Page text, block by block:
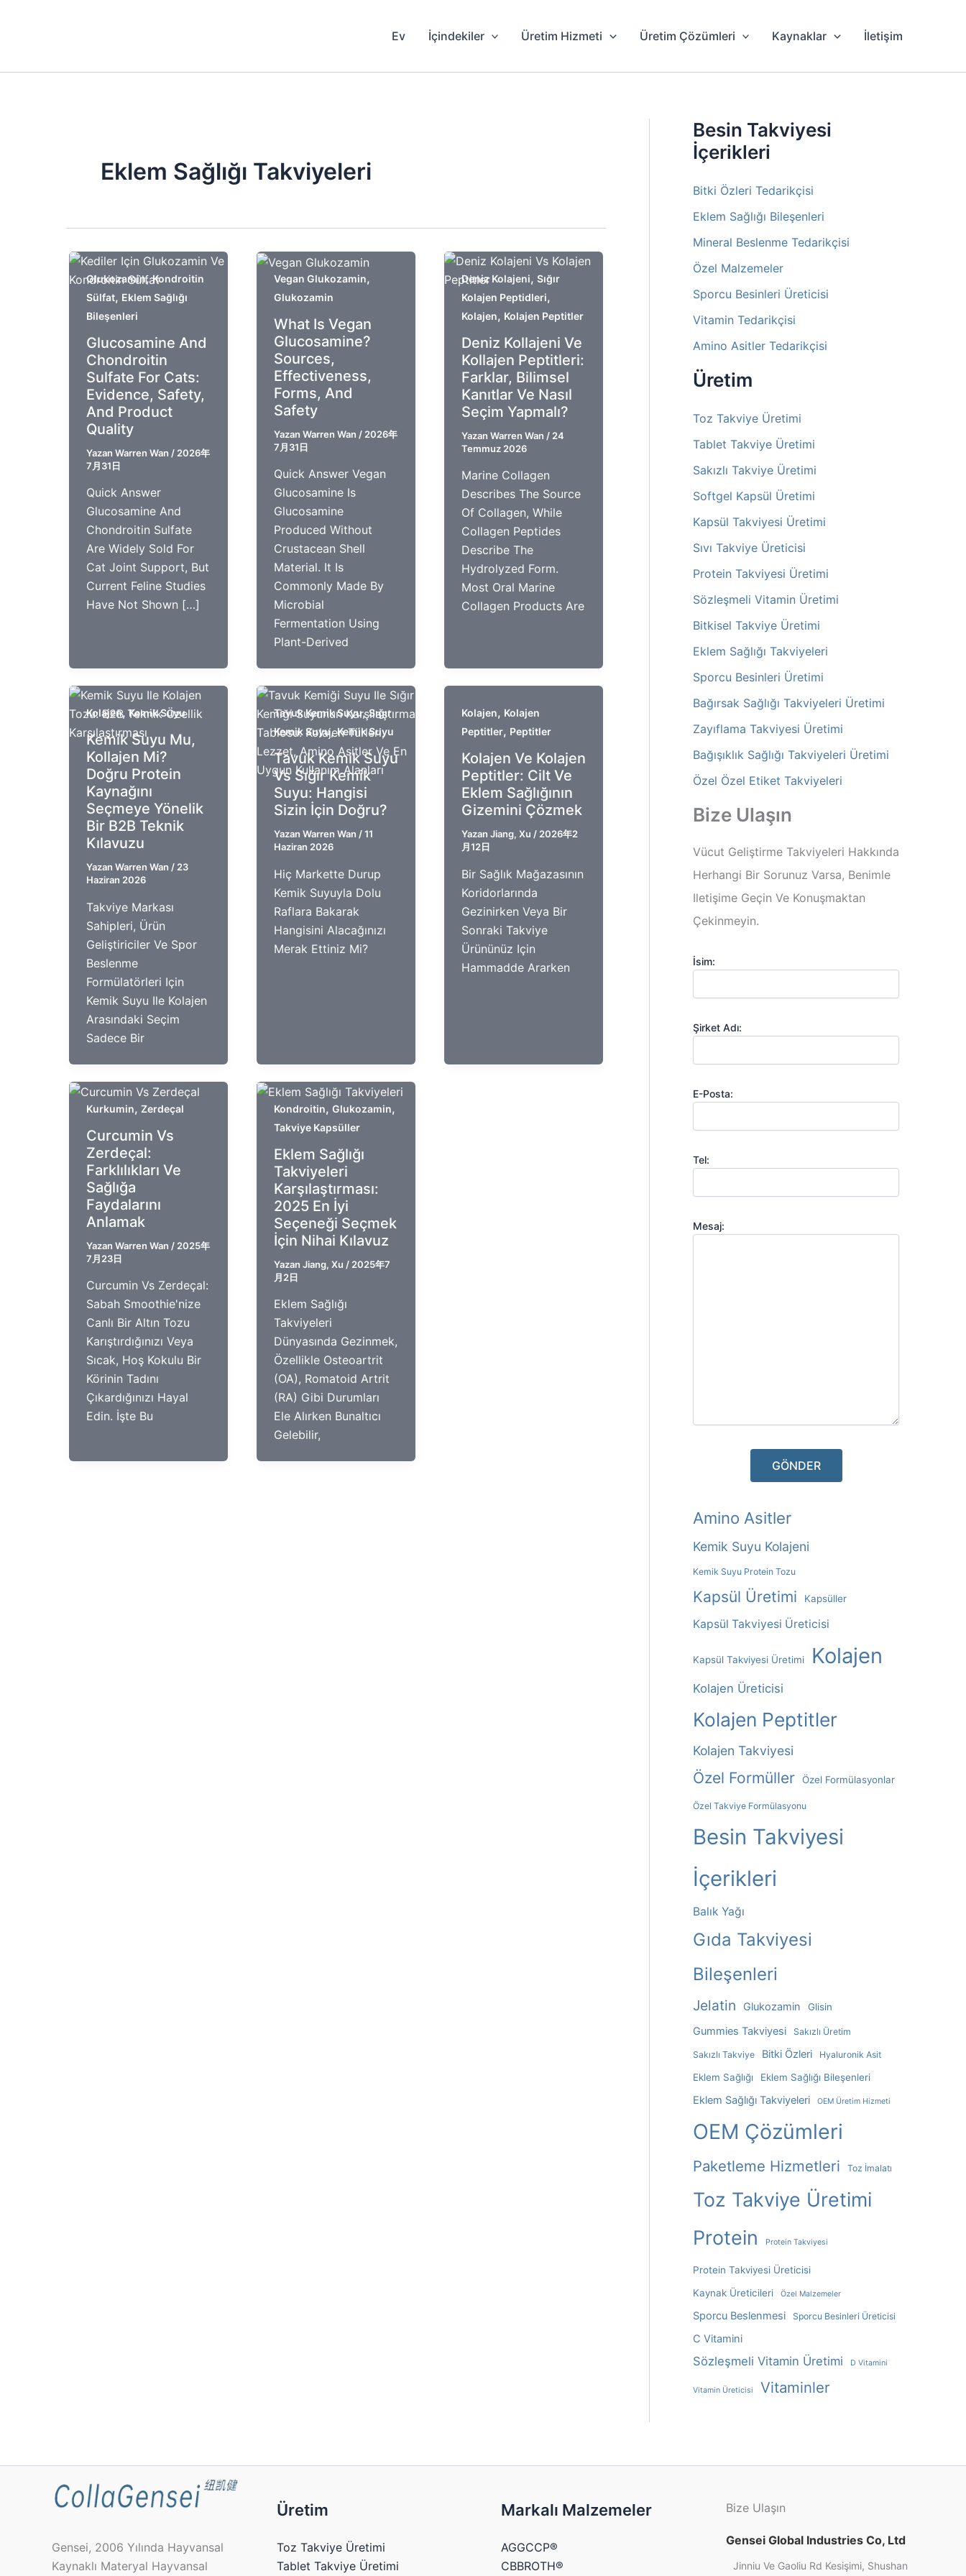
Ev İçindekiler Üretim Hizmeti Üretim Çözümleri Kaynaklar İletişim
Eklem Sağlığı Takviyeleri
Glukozamin,Kondroitin
Sülfat, Eklem Sağlığı
Bileşenleri
Glucosamine And
Chondroitin
Sulfate For Cats:
Evidence, Safety,
And Product
Quality
Yazan Warren Wan / 2026年
7月31日
Quick Answer
Glucosamine And
Chondroitin Sulfate
Are Widely Sold For
Cat Joint Support, But
Current Feline Studies
Have Not Shown […]
Vegan Glukozamin,
Glukozamin
What Is Vegan
Glucosamine?
Sources,
Effectiveness,
Forms, And
Safety
Yazan Warren Wan / 2026年
7月31日
Quick Answer Vegan
Glucosamine Is
Glucosamine
Produced Without
Crustacean Shell
Material. It Is
Commonly Made By
Microbial
Fermentation Using
Plant-Derived
Deniz Kolajeni, Sığır
Kolajen Peptidleri,
Kolajen, Kolajen Peptitler
Deniz Kollajeni Ve
Kollajen Peptitleri:
Farklar, Bilimsel
Kanıtlar Ve Nasıl
Seçim Yapmalı?
Yazan Warren Wan / 24
Temmuz 2026
Marine Collagen
Describes The Source
Of Collagen, While
Collagen Peptides
Describe The
Hydrolyzed Form.
Most Oral Marine
Collagen Products Are
Kolajen,Kemik Suyu
Kemik Suyu Mu,
Kollajen Mi?
Doğru Protein
Kaynağını
Seçmeye Yönelik
Bir B2B Teknik
Kılavuzu
Yazan Warren Wan / 23
Haziran 2026
Takviye Markası
Sahipleri, Ürün
Geliştiriciler Ve Spor
Beslenme
Formülatörleri Için
Kemik Suyu Ile Kolajen
Arasındaki Seçim
Sadece Bir
Tavuk Kemik Suyu,Sığır
Kemik Suyu,Kemik Suyu
Tavuk Kemik Suyu
Vs Sığır Kemik
Suyu: Hangisi
Sizin İçin Doğru?
Yazan Warren Wan /11
Haziran 2026
Hiç Markette Durup
Kemik Suyuyla Dolu
Raflara Bakarak
Hangisini Alacağınızı
Merak Ettiniz Mi?
Kolajen, Kolajen
Peptitler, Peptitler
Kolajen Ve Kolajen
Peptitler: Cilt Ve
Eklem Sağlığının
Gizemini Çözmek
Yazan Jiang, Xu / 2026年2
月12日
Bir Sağlık Mağazasının
Koridorlarında
Gezinirken Veya Bir
Sonraki Takviye
Ürününüz Için
Hammadde Ararken
Kurkumin, Zerdeçal
Curcumin Vs
Zerdeçal:
Farklılıkları Ve
Sağlığa
Faydalarını
Anlamak
Yazan Warren Wan / 2025年
7月23日
Curcumin Vs Zerdeçal:
Sabah Smoothie'nize
Canlı Bir Altın Tozu
Karıştırdığınızı Veya
Sıcak, Hoş Kokulu Bir
Körinin Tadını
Çıkardığınızı Hayal
Edin. İşte Bu
Kondroitin, Glukozamin,
Takviye Kapsüller
Eklem Sağlığı
Takviyeleri
Karşılaştırması:
2025 En İyi
Seçeneği Seçmek
İçin Nihai Kılavuz
Yazan Jiang, Xu / 2025年7
月2日
Eklem Sağlığı
Takviyeleri
Dünyasında Gezinmek,
Özellikle Osteoartrit
(OA), Romatoid Artrit
(RA) Gibi Durumları
Ele Alırken Bunaltıcı
Gelebilir,
Besin Takviyesi
İçerikleri
Bitki Özleri Tedarikçisi
Eklem Sağlığı Bileşenleri
Mineral Beslenme Tedarikçisi
Özel Malzemeler
Sporcu Besinleri Üreticisi
Vitamin Tedarikçisi
Amino Asitler Tedarikçisi
Üretim
Toz Takviye Üretimi
Tablet Takviye Üretimi
Sakızlı Takviye Üretimi
Softgel Kapsül Üretimi
Kapsül Takviyesi Üretimi
Sıvı Takviye Üreticisi
Protein Takviyesi Üretimi
Sözleşmeli Vitamin Üretimi
Bitkisel Takviye Üretimi
Eklem Sağlığı Takviyeleri
Sporcu Besinleri Üretimi
Bağırsak Sağlığı Takviyeleri Üretimi
Zayıflama Takviyesi Üretimi
Bağışıklık Sağlığı Takviyeleri Üretimi
Özel Özel Etiket Takviyeleri
Bize Ulaşın
Vücut Geliştirme Takviyeleri Hakkında
Herhangi Bir Sorunuz Varsa, Benimle
Iletişime Geçin Ve Konuşmaktan
Çekinmeyin.
İsim:
Şirket Adı:
E-Posta:
Tel:
Mesaj:
A
R
N
V
E
Amino Asitler
Kemik Suyu Kolajeni
Kemik Suyu Protein Tozu
Kapsül Üretimi Kapsüller
Kapsül Takviyesi Üreticisi
Kapsül Takviyesi Üretimi Kolajen
Kolajen Üreticisi
Kolajen Peptitler
Kolajen Takviyesi
Özel Formüller Özel Formülasyonlar
Özel Takviye Formülasyonu
Besin Takviyesi
İçerikleri
Balık Yağı
Gıda Takviyesi
Bileşenleri
Jelatin Glukozamin Glisin
Gummies Takviyesi Sakızlı Üretim
Sakızlı Takviye Bitki Özleri Hyaluronik Asit
Eklem Sağlığı Eklem Sağlığı Bileşenleri
Eklem Sağlığı Takviyeleri OEM Üretim Hizmeti
OEM Çözümleri
Paketleme Hizmetleri Toz İmalatı
Toz Takviye Üretimi
Protein Protein Takviyesi
Protein Takviyesi Üreticisi
Kaynak Üreticileri
Özel Malzemeler
Sporcu Beslenmesi Sporcu Besinleri Üreticisi
C Vitamini
Sözleşmeli Vitamin Üretimi D Vitamini
Vitamin Üreticisi Vitaminler
Gensei, 2006 Yılında Hayvansal
Kaynaklı Materyal Hayvansal
Üretim
Toz Takviye Üretimi
Tablet Takviye Üretimi
Markalı Malzemeler
AGGCCP®
CBBROTH®
Bize Ulaşın
Gensei Global Industries Co, Ltd
Jinniu Ve Gaoliu Rd Kesişimi, Shushan